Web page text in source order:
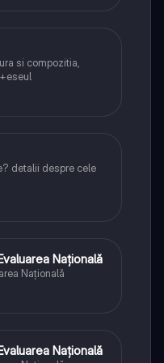
si compozitia,
detalii despre cele
Națională
Națională
Națională